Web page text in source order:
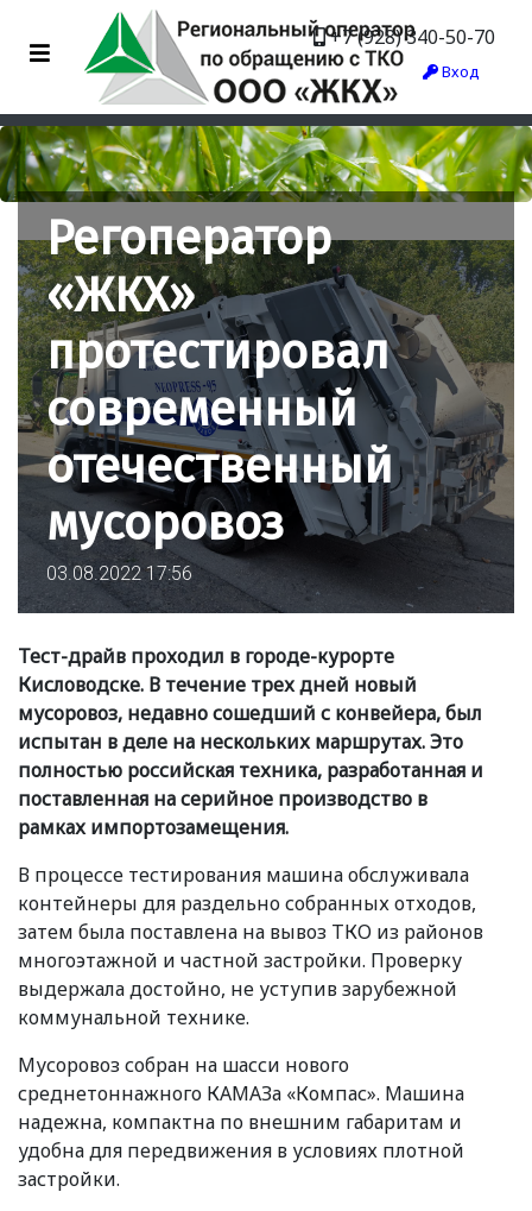
+7 (928) 340-50-70
Вход
Регоператор
«ЖКХ»
протестировал
современный
отечественный
мусоровоз
03.08.2022 17:56
Тест-драйв проходил в городе-курорте
Кисловодске. В течение трех дней новый
мусоровоз, недавно сошедший с конвейера, был
испытан в деле на нескольких маршрутах. Это
полностью российская техника, разработанная и
поставленная на серийное производство в
рамках импортозамещения.
В процессе тестирования машина обслуживала
контейнеры для раздельно собранных отходов,
затем была поставлена на вывоз ТКО из районов
многоэтажной и частной застройки. Проверку
выдержала достойно, не уступив зарубежной
коммунальной технике.
Мусоровоз собран на шасси нового
среднетоннажного КАМАЗа «Компас». Машина
надежна, компактна по внешним габаритам и
удобна для передвижения в условиях плотной
застройки.